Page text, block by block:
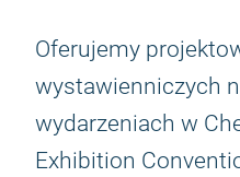
Oferujemy
wystawienniczych
wydarzeniach w
Exhibition